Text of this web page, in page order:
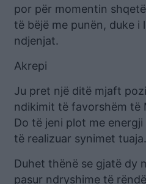
por për momentin
të bëjë me punën, duke i
ndjenjat.
Akrepi
Ju pret një ditë mjaft
ndikimit të favorshëm të
Do të jeni plot me
të realizuar synimet tuaja.
Duhet thënë se gjatë dy
pasur ndryshime të